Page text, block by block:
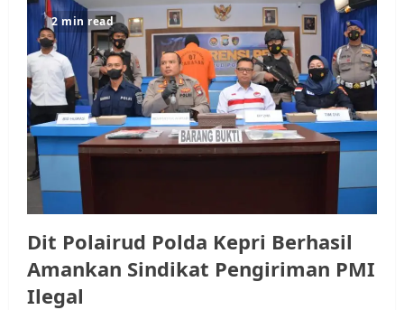
2 min read
Dit Polairud Polda Kepri Berhasil
Amankan Sindikat Pengiriman PMI
Ilegal